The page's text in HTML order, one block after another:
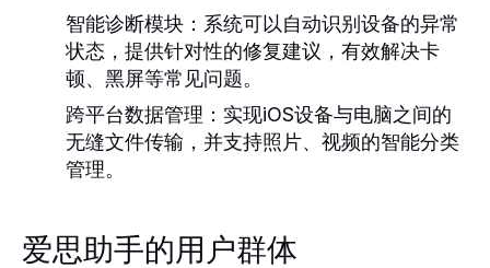
智能诊断模块： 系统可以自动识别设备的异常
状态，提供针对性的修复建议，有效解决卡
顿、黑屏等常见问题。
跨平台数据管理： 实现iOS设备与电脑之间的
无缝文件传输，并支持照片、视频的智能分类
管理。
爱思助手的用户群体